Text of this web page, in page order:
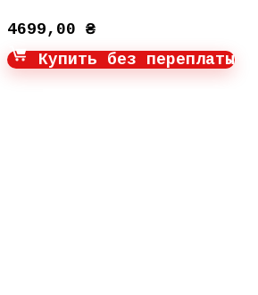
4699,00 ₴
Купить без переплаты